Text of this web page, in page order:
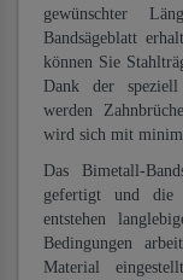
gewünschter
Bandsägeblatt
können Sie
Dank der speziell
werden
wird sich mit
Das Bimetall-
gefertigt und die
entstehen
Bedingungen
Material